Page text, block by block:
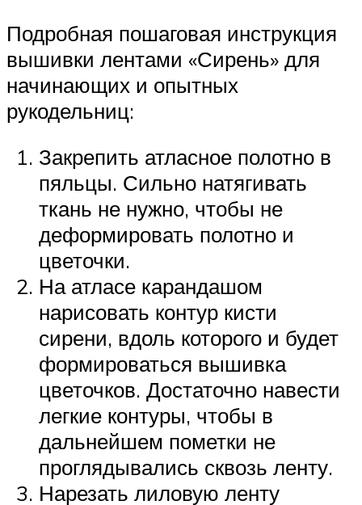
Подробная пошаговая инструкция
вышивки лентами «Сирень» для
начинающих и опытных
рукодельниц:
Закрепить атласное полотно в
пяльцы. Сильно натягивать
ткань не нужно, чтобы не
деформировать полотно и
цветочки.
На атласе карандашом
нарисовать контур кисти
сирени, вдоль которого и будет
формироваться вышивка
цветочков. Достаточно навести
легкие контуры, чтобы в
дальнейшем пометки не
проглядывались сквозь ленту.
Нарезать лиловую ленту